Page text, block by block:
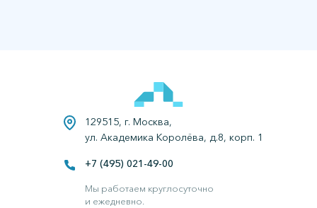
129515, г. Москва,
ул. Академика Королёва, д.8, корп. 1
+7 (495) 021-49-00
Мы работаем круглосуточно
и ежедневно.
Все права защищены.
Наркологическая клиника в Москве.